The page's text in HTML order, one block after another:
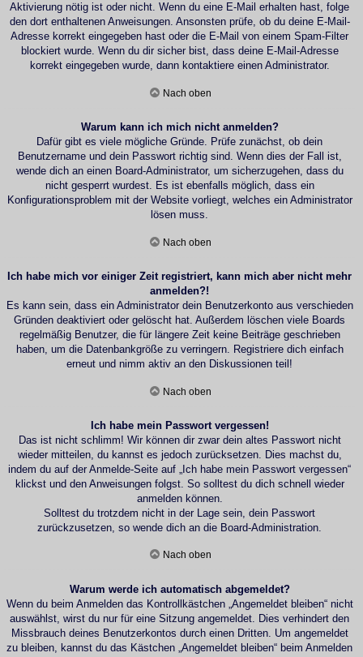
Aktivierung nötig ist oder nicht. Wenn du eine E-Mail erhalten hast, folge
den dort enthaltenen Anweisungen. Ansonsten prüfe, ob du deine E-Mail-
Adresse korrekt eingegeben hast oder die E-Mail von einem Spam-Filter
blockiert wurde. Wenn du dir sicher bist, dass deine E-Mail-Adresse
korrekt eingegeben wurde, dann kontaktiere einen Administrator.
Nach oben
Warum kann ich mich nicht anmelden?
Dafür gibt es viele mögliche Gründe. Prüfe zunächst, ob dein
Benutzername und dein Passwort richtig sind. Wenn dies der Fall ist,
wende dich an einen Board-Administrator, um sicherzugehen, dass du
nicht gesperrt wurdest. Es ist ebenfalls möglich, dass ein
Konfigurationsproblem mit der Website vorliegt, welches ein Administrator
lösen muss.
Nach oben
Ich habe mich vor einiger Zeit registriert, kann mich aber nicht mehr
anmelden?!
Es kann sein, dass ein Administrator dein Benutzerkonto aus verschieden
Gründen deaktiviert oder gelöscht hat. Außerdem löschen viele Boards
regelmäßig Benutzer, die für längere Zeit keine Beiträge geschrieben
haben, um die Datenbankgröße zu verringern. Registriere dich einfach
erneut und nimm aktiv an den Diskussionen teil!
Nach oben
Ich habe mein Passwort vergessen!
Das ist nicht schlimm! Wir können dir zwar dein altes Passwort nicht
wieder mitteilen, du kannst es jedoch zurücksetzen. Dies machst du,
indem du auf der Anmelde-Seite auf „Ich habe mein Passwort vergessen“
klickst und den Anweisungen folgst. So solltest du dich schnell wieder
anmelden können.
Solltest du trotzdem nicht in der Lage sein, dein Passwort
zurückzusetzen, so wende dich an die Board-Administration.
Nach oben
Warum werde ich automatisch abgemeldet?
Wenn du beim Anmelden das Kontrollkästchen „Angemeldet bleiben“ nicht
auswählst, wirst du nur für eine Sitzung angemeldet. Dies verhindert den
Missbrauch deines Benutzerkontos durch einen Dritten. Um angemeldet
zu bleiben, kannst du das Kästchen „Angemeldet bleiben“ beim Anmelden